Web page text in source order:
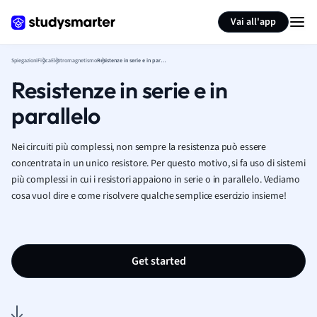
Vai all'app
SpiegazioniFisicaElettromagnetismo Resistenze in serie e in parallelo
Resistenze in serie e in
parallelo
Nei circuiti più complessi, non sempre la resistenza può essere
concentrata in un unico resistore. Per questo motivo, si fa uso di sistemi
più complessi in cui i resistori appaiono in serie o in parallelo. Vediamo
cosa vuol dire e come risolvere qualche semplice esercizio insieme!
Get started
Summarize page